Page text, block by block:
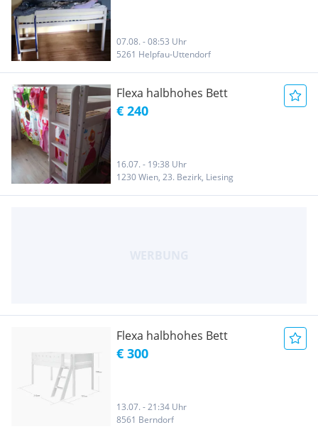
07.08. - 08:53 Uhr
5261 Helpfau-Uttendorf
Flexa halbhohes Bett
€ 240
16.07. - 19:38 Uhr
1230 Wien, 23. Bezirk, Liesing
Flexa halbhohes Bett
€ 300
13.07. - 21:34 Uhr
8561 Berndorf